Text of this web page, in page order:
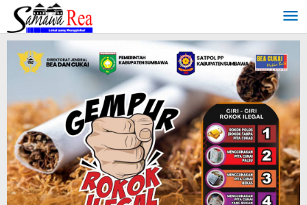
Lewati
konten